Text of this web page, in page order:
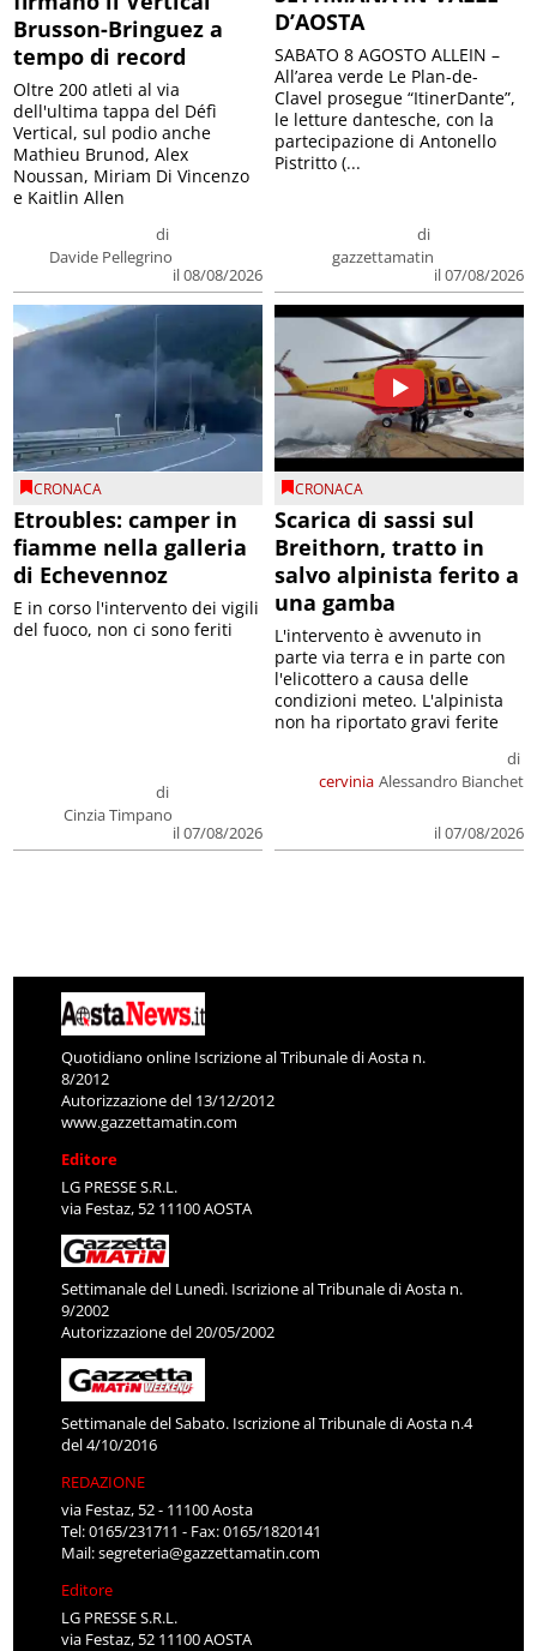
Brusson-Bringuez a
tempo di record
di
Davide Pellegrino
il 08/08/2026
Oltre 200 atleti al via
dell'ultima tappa del Défì
Vertical, sul podio anche
Mathieu Brunod, Alex
Noussan, Miriam Di Vincenzo
e Kaitlin Allen
D’AOSTA
di
gazzettamatin
il 07/08/2026
SABATO 8 AGOSTO ALLEIN –
All’area verde Le Plan-de-
Clavel prosegue “ItinerDante”,
le letture dantesche, con la
partecipazione di Antonello
Pistritto (...
CRONACA
Etroubles: camper in
fiamme nella galleria
di Echevennoz
di
Cinzia Timpano
il 07/08/2026
E in corso l'intervento dei vigili
del fuoco, non ci sono feriti
CRONACA
Scarica di sassi sul
Breithorn, tratto in
salvo alpinista ferito a
una gamba
cervinia
di
Alessandro Bianchet
il 07/08/2026
L'intervento è avvenuto in
parte via terra e in parte con
l'elicottero a causa delle
condizioni meteo. L'alpinista
non ha riportato gravi ferite
Quotidiano online Iscrizione al Tribunale di Aosta n.
8/2012
Autorizzazione del 13/12/2012
www.gazzettamatin.com
Editore
LG PRESSE S.R.L.
via Festaz, 52 11100 AOSTA
Settimanale del Lunedì. Iscrizione al Tribunale di Aosta n.
9/2002
Autorizzazione del 20/05/2002
Settimanale del Sabato. Iscrizione al Tribunale di Aosta n.4
del 4/10/2016
REDAZIONE
via Festaz, 52 - 11100 Aosta
Tel: 0165/231711 - Fax: 0165/1820141
Mail:segreteria@gazzettamatin.com
Editore
LG PRESSE S.R.L.
via Festaz, 52 11100 AOSTA